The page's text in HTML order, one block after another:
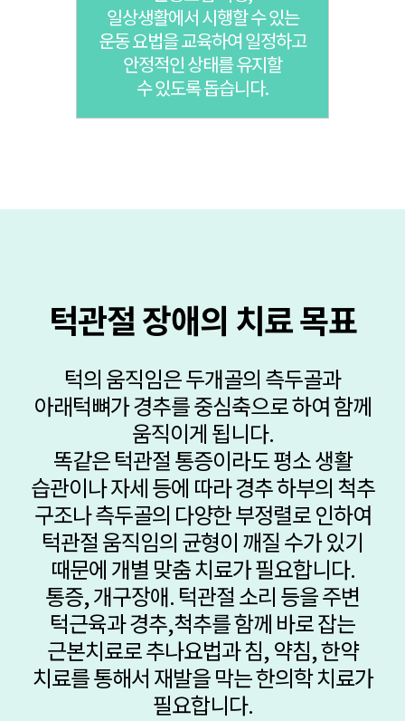
일상생활에서 시행할 수 있는
운동 요법을 교육하여 일정하고
안정적인 상태를 유지할
수 있도록 돕습니다.
턱관절 장애의 치료 목표
턱의 움직임은 두개골의 측두골과
아래턱뼈가 경추를 중심축으로 하여 함께
움직이게 됩니다.
똑같은 턱관절 통증이라도 평소 생활
습관이나 자세 등에 따라 경추 하부의 척추
구조나 측두골의 다양한 부정렬로 인하여
턱관절 움직임의 균형이 깨질 수가 있기
때문에 개별 맞춤 치료가 필요합니다.
통증, 개구장애. 턱관절 소리 등을 주변
턱근육과 경추,척추를 함께 바로 잡는
근본치료로 추나요법과 침, 약침, 한약
치료를 통해서 재발을 막는 한의학 치료가
필요합니다.